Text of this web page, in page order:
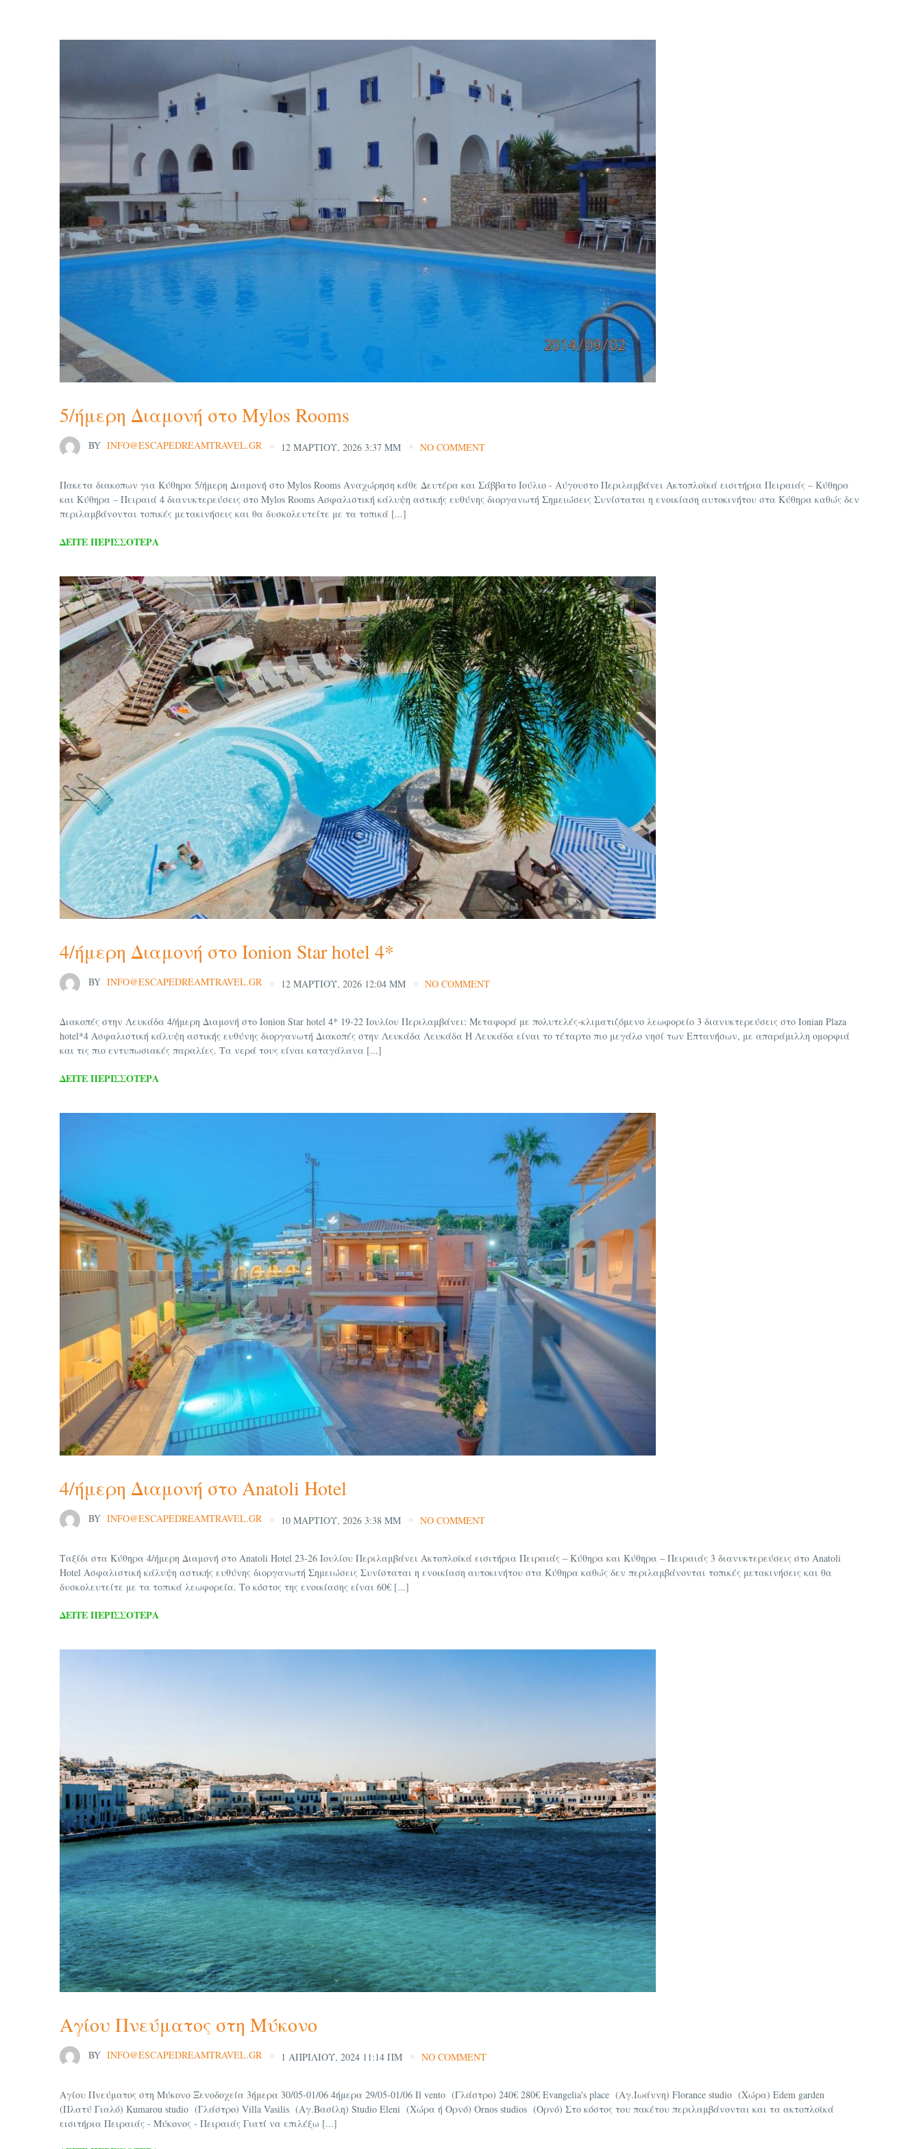
5/ήμερη Διαμονή στο Mylos Rooms
BY INFO@ESCAPEDREAMTRAVEL.GR 12 ΜΑΡΤΊΟΥ, 2026 3:37 ΜΜ NO COMMENT
Πακετα διακοπων για Κύθηρα 5/ήμερη Διαμονή στο Mylos Rooms Αναχώρηση κάθε Δευτέρα και Σάββατο Ιούλιο - Αύγουστο Περιλαμβάνει Ακτοπλοϊκά εισιτήρια Πειραιάς – Κύθηρα
και Κύθηρα – Πειραιά 4 διανυκτερεύσεις στο Mylos Rooms Ασφαλιστική κάλυψη αστικής ευθύνης διοργανωτή Σημειώσεις Συνίσταται η ενοικίαση αυτοκινήτου στα Κύθηρα καθώς δεν
περιλαμβάνονται τοπικές μετακινήσεις και θα δυσκολευτείτε με τα τοπικά [...]
ΔΕΊΤΕ ΠΕΡΙΣΣΌΤΕΡΑ
4/ήμερη Διαμονή στο Ionion Star hotel 4*
BY INFO@ESCAPEDREAMTRAVEL.GR 12 ΜΑΡΤΊΟΥ, 2026 12:04 ΜΜ NO COMMENT
Διακοπές στην Λευκάδα 4/ήμερη Διαμονή στο Ionion Star hotel 4* 19-22 Ιουλίου Περιλαμβάνει: Μεταφορά με πολυτελές-κλιματιζόμενο λεωφορείο 3 διανυκτερεύσεις στο Ionian Plaza
hotel*4 Ασφαλιστική κάλυψη αστικής ευθύνης διοργανωτή Διακοπές στην Λευκάδα Λευκάδα Η Λευκάδα είναι το τέταρτο πιο μεγάλο νησί των Επτανήσων, με απαράμιλλη ομορφιά
και τις πιο εντυπωσιακές παραλίες. Τα νερά τους είναι καταγάλανα [...]
ΔΕΊΤΕ ΠΕΡΙΣΣΌΤΕΡΑ
4/ήμερη Διαμονή στο Anatoli Hotel
BY INFO@ESCAPEDREAMTRAVEL.GR 10 ΜΑΡΤΊΟΥ, 2026 3:38 ΜΜ NO COMMENT
Ταξίδι στα Κύθηρα 4/ήμερη Διαμονή στο Anatoli Hotel 23-26 Ιουλίου Περιλαμβάνει Ακτοπλοϊκά εισιτήρια Πειραιάς – Κύθηρα και Κύθηρα – Πειραιάς 3 διανυκτερεύσεις στο Anatoli
Hotel Ασφαλιστική κάλυψη αστικής ευθύνης διοργανωτή Σημειώσεις Συνίσταται η ενοικίαση αυτοκινήτου στα Κύθηρα καθώς δεν περιλαμβάνονται τοπικές μετακινήσεις και θα
δυσκολευτείτε με τα τοπικά λεωφορεία. Το κόστος της ενοικίασης είναι 60€ [...]
ΔΕΊΤΕ ΠΕΡΙΣΣΌΤΕΡΑ
Αγίου Πνεύματος στη Μύκονο
BY INFO@ESCAPEDREAMTRAVEL.GR 1 ΑΠΡΙΛΊΟΥ, 2024 11:14 ΠΜ NO COMMENT
Αγίου Πνεύματος στη Μύκονο Ξενοδοχεία 3ήμερα 30/05-01/06 4ήμερα 29/05-01/06 Il vento (Γλάστρο) 240€ 280€ Evangelia's place (Αγ.Ιωάννη) Florance studio (Χώρα) Edem garden
(Πλατύ Γιαλό) Kumarou studio (Γλάστρο) Villa Vasilis (Αγ.Βασίλη) Studio Eleni (Χώρα ή Ορνό) Ornos studios (Ορνό) Στο κόστος του πακέτου περιλαμβάνονται και τα ακτοπλοϊκά
εισιτήρια Πειραιάς - Μύκονος - Πειραιάς Γιατί να επιλέξω [...]